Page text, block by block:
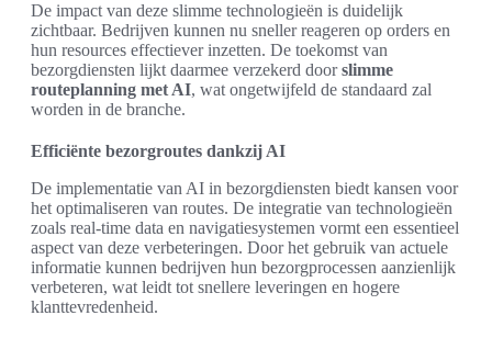
De impact van deze slimme technologieën is duidelijk
zichtbaar. Bedrijven kunnen nu sneller reageren op orders en
hun resources effectiever inzetten. De toekomst van
bezorgdiensten lijkt daarmee verzekerd doorslimme
routeplanning met AI, wat ongetwijfeld de standaard zal
worden in de branche.
Efficiënte bezorgroutes dankzij AI
De implementatie van AI in bezorgdiensten biedt kansen voor
het optimaliseren van routes. De integratie van technologieën
zoals real-time data en navigatiesystemen vormt een essentieel
aspect van deze verbeteringen. Door het gebruik van actuele
informatie kunnen bedrijven hun bezorgprocessen aanzienlijk
verbeteren, wat leidt tot snellere leveringen en hogere
klanttevredenheid.